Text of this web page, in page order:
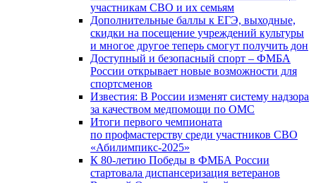
участникам СВО и их семьям
Дополнительные баллы к ЕГЭ, выходные,
скидки на посещение учреждений культуры
и многое другое теперь смогут получить дон
Доступный и безопасный спорт – ФМБА
России открывает новые возможности для
спортсменов
Известия: В России изменят систему надзора
за качеством медпомощи по ОМС
Итоги первого чемпионата
по профмастерству среди участников СВО
«Абилимпикс-2025»
К 80-летию Победы в ФМБА России
стартовала диспансеризация ветеранов